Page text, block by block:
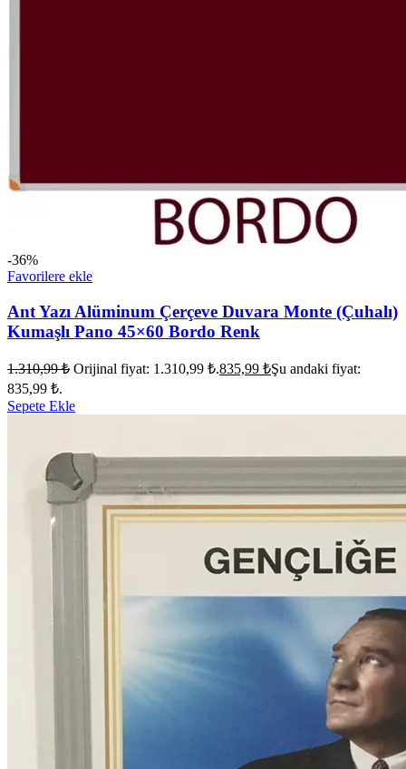
-36%
Favorilere ekle
Ant Yazı Alüminum Çerçeve Duvara Monte (Çuhalı)
Kumaşlı Pano 45×60 Bordo Renk
1.310,99₺ Orijinal fiyat: 1.310,99 ₺.835,99 ₺Şu andaki fiyat:
835,99 ₺.
Sepete Ekle